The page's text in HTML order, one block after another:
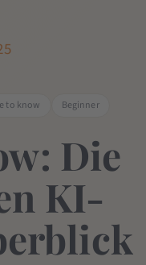
to know Beginner
Die
KI-